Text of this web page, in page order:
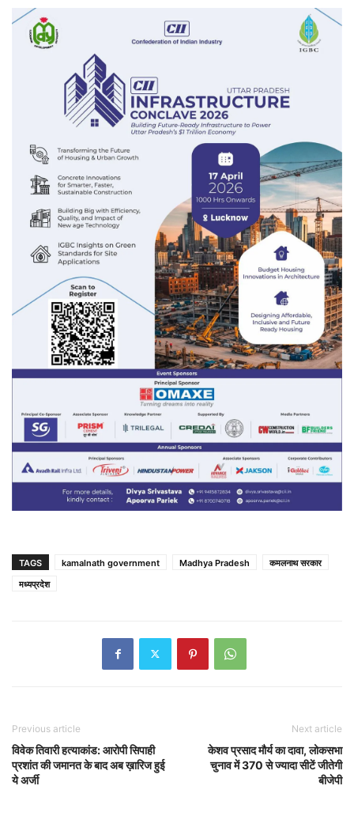
TAGS kamalnath government Madhya Pradesh
कमलनाथ सरकार
मध्यप्रदेश
Previous article
विवेक तिवारी हत्याकांड: आरोपी सिपाही
प्रशांत की जमानत के बाद अब ख़ारिज हुई
ये अर्जी
Next article
केशव प्रसाद मौर्य का दावा, लोकसभा
चुनाव में 370 से ज्यादा सीटें जीतेगी
बीजेपी